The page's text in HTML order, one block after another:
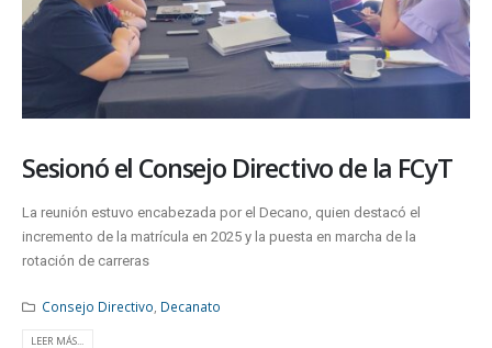
Sesionó el Consejo Directivo de la FCyT
La reunión estuvo encabezada por el Decano, quien destacó el
incremento de la matrícula en 2025 y la puesta en marcha de la
rotación de carreras
Consejo Directivo Decanato
LEER MÁS...